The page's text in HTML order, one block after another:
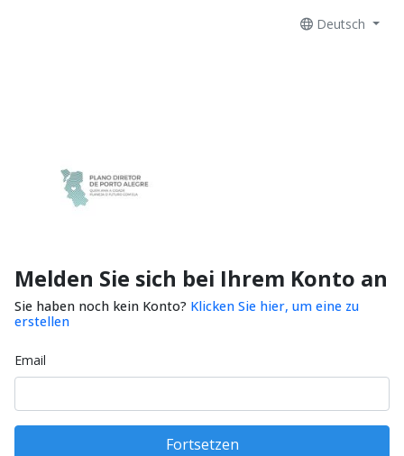
Deutsch
Melden Sie sich bei Ihrem Konto an
Sie haben noch kein Konto? Klicken Sie hier, um eine zu
erstellen
Email
Fortsetzen